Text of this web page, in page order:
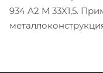
934 A2 M 33X1,5.